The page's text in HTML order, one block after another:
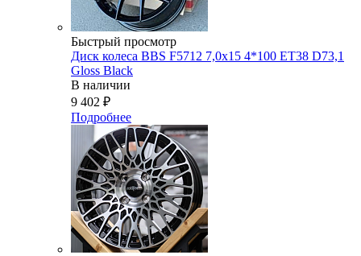
Быстрый просмотр
Диск колеса BBS F5712 7,0x15 4*100 ET38 D73,1
Gloss Black
В наличии
9 402 ₽
Подробнее